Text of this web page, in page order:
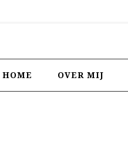
HOME OVER MIJ